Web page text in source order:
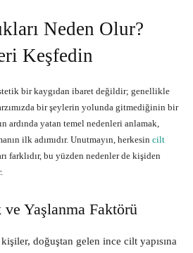
Neden Olur?
Keşfedin
bir kaygıdan ibaret değildir; genellikle
bir şeylerin yolunda gitmediğinin bir
ardında yatan temel nedenleri anlamak,
ilk adımıdır. Unutmayın, herkesin cilt
farklıdır, bu yüzden nedenler de kişiden
ve Yaşlanma Faktörü
kişiler, doğuştan gelen ince cilt yapısına